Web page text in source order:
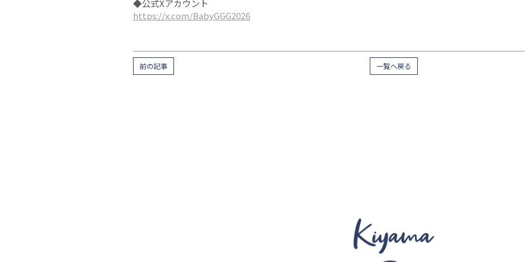
◆公式Xアカウント
https://x.com/BabyGGG2026
一覧へ戻る
前の記事